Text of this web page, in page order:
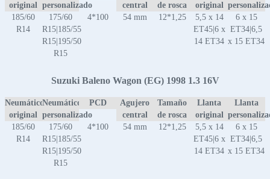
original personalizado
central
de rosca
original
185/60
R14
175/60
R15|185/55
R15|195/50
R15
4*100 54 mm 12*1,25
5,5 x 14
ET45|6 x
14 ET34
6 x 15
ET34|6,5
x 15 ET34
Suzuki Baleno Wagon (EG) 1998 1.3 16V
Neumático
original
Neumático
personalizado
PCD
Agujero
central
Tamaño
de rosca
Llanta
original
Llanta
185/60
R14
175/60
R15|185/55
R15|195/50
R15
4*100 54 mm 12*1,25
5,5 x 14
ET45|6 x
14 ET34
6 x 15
ET34|6,5
x 15 ET34